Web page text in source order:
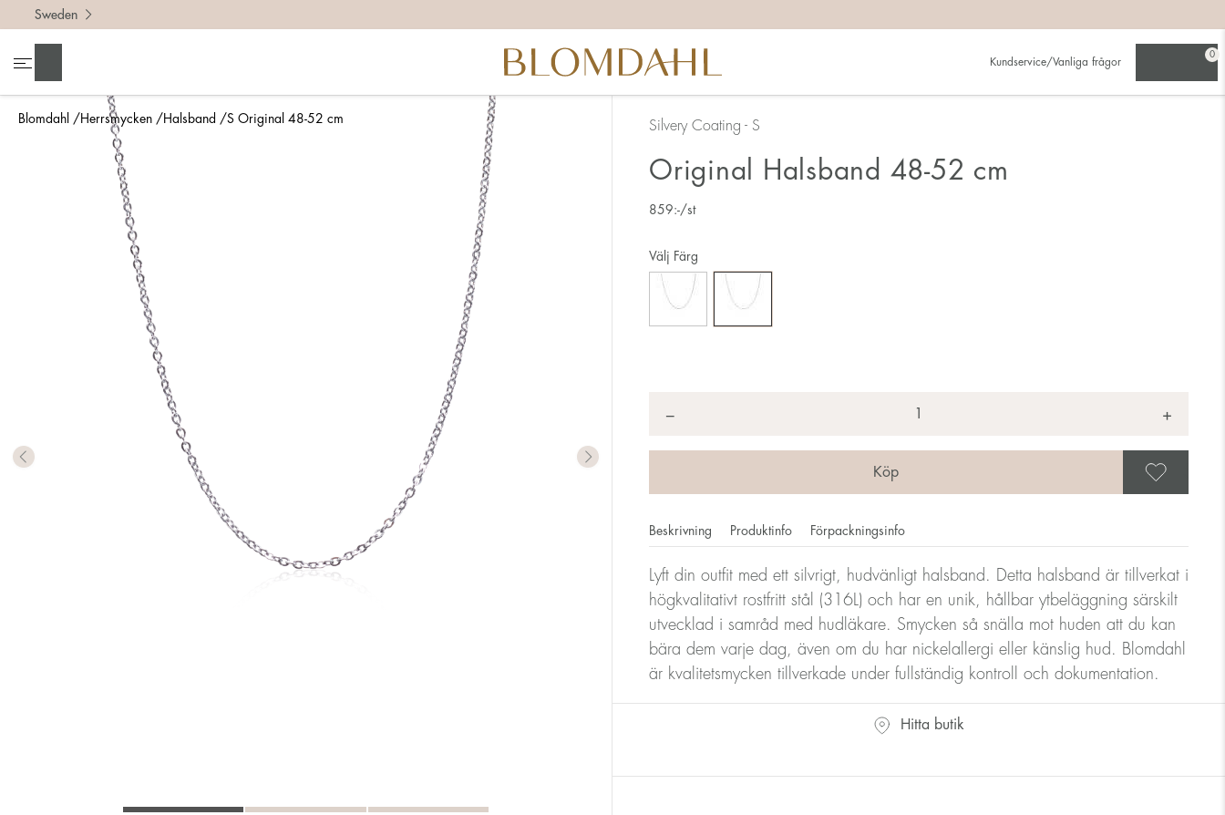
Blomdahl Herrsmycken Halsband S Original 48-52 cm
Sweden
Kundservice/Vanliga frågor
0
Silvery Coating - S
Original Halsband 48-52 cm
859:-/st
Välj Färg
− +
Beskrivning Produktinfo Förpackningsinfo
Lyft din outfit med ett silvrigt, hudvänligt halsband. Detta halsband är tillverkat i
högkvalitativt rostfritt stål (316L) och har en unik, hållbar ytbeläggning särskilt
utvecklad i samråd med hudläkare. Smycken så snälla mot huden att du kan
bära dem varje dag, även om du har nickelallergi eller känslig hud. Blomdahl
är kvalitetsmycken tillverkade under fullständig kontroll och dokumentation.
Hitta butik